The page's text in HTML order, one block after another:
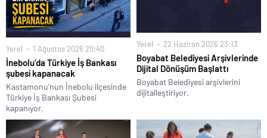
Yerel 1 Ağustos 2026 20:40
İnebolu’da Türkiye İş Bankası
şubesi kapanacak
Kastamonu'nun İnebolu ilçesinde
Türkiye İş Bankası Şubesi
kapanıyor.
Yerel 22 Haziran 2026 23:13
Boyabat Belediyesi Arşivlerinde
Dijital Dönüşüm Başlattı
Boyabat Belediyesi arşivlerini
dijitalleştiriyor.